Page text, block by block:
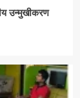
उन्मुखीकरण